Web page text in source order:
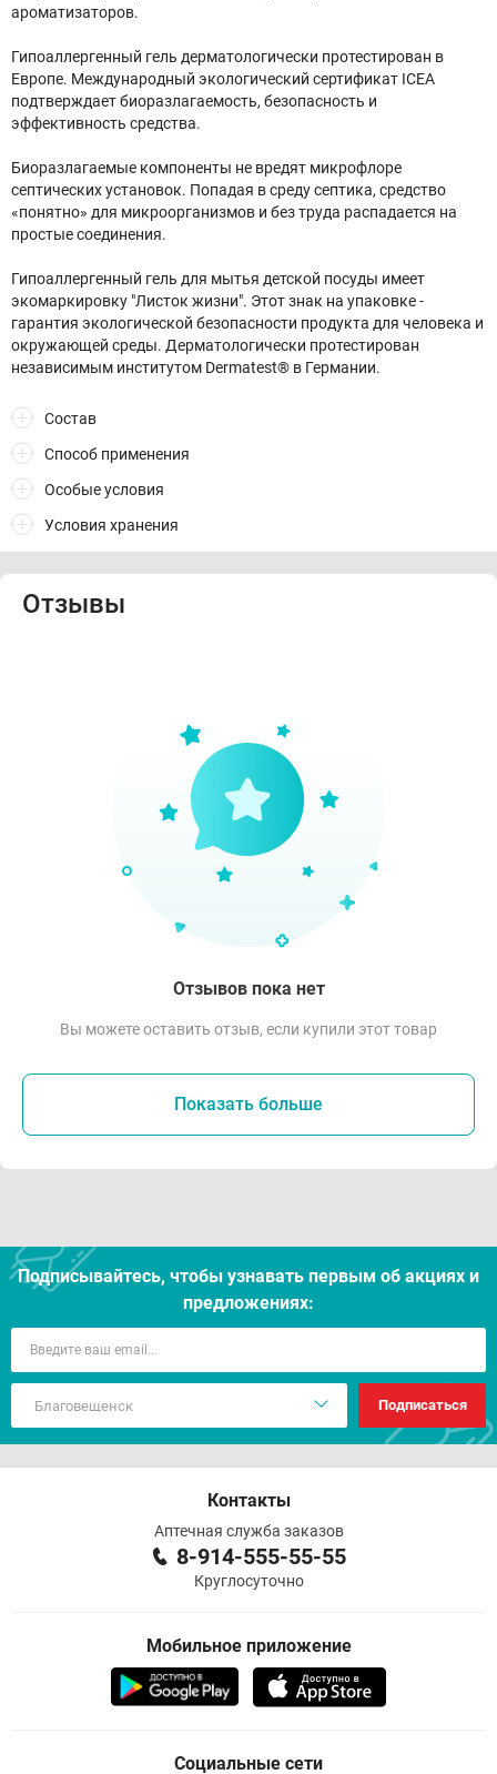
ароматизаторов.
Гипоаллергенный гель дерматологически протестирован в
Европе. Международный экологический сертификат ICEA
подтверждает биоразлагаемость, безопасность и
эффективность средства.
Биоразлагаемые компоненты не вредят микрофлоре
септических установок. Попадая в среду септика, средство
«понятно» для микроорганизмов и без труда распадается на
простые соединения.
Гипоаллергенный гель для мытья детской посуды имеет
экомаркировку "Листок жизни". Этот знак на упаковке -
гарантия экологической безопасности продукта для человека и
окружающей среды. Дерматологически протестирован
независимым институтом Dermatest® в Германии.
Состав
Способ применения
Особые условия
Условия хранения
Отзывы
Отзывов пока нет
Вы можете оставить отзыв, если купили этот товар
Показать больше
Подписывайтесь, чтобы узнавать первым об акцияx и
предложениях:
Подписаться
Контакты
Аптечная служба заказов
8-914-555-55-55
Круглосуточно
Мобильное приложение
Социальные сети